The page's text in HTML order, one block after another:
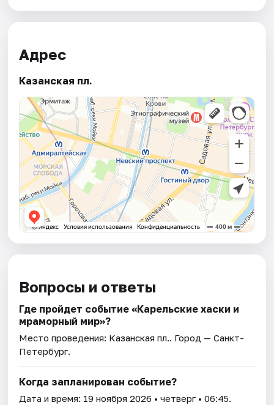
Адрес
Казанская пл.
Вопросы и ответы
Где пройдет событие «Карельские хаски и
мраморный мир»?
Место проведения: Казанская пл.. Город — Санкт-
Петербург.
Когда запланирован событие?
Дата и время: 19 ноября 2026 • четверг • 06:45.